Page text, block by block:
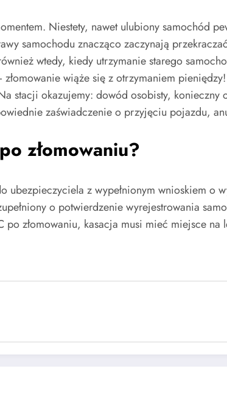
Niestety, nawet ulubiony samochód
samochodu znacząco zaczynają
wtedy, kiedy utrzymanie starego
wiąże się z otrzymaniem
stacji okazujemy: dowód osobisty,
zaświadczenie o przyjęciu pojazdu,
złomowaniu?
ubezpieczyciela z wypełnionym wnioskiem
o potwierdzenie wyrejestrowania
złomowaniu, kasacja musi mieć miejsce na